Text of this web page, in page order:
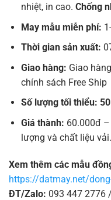
nhiệt, in cao. Chống
May mẫu miễn phí:
Thời gian sản xuất:
Giao hàng: Giao
chính sách Free Ship
Số lượng tối thiểu:
Giá thành: 60.000đ
lượng và chất liệu vải.
Xem thêm các mẫu
https://datmay.net/
ĐT/Zalo: 093 447 2776